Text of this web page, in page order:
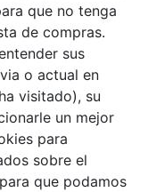
que no tenga
de compras.
sus
o actual en
visitado), su
un mejor
para
sobre el
que podamos